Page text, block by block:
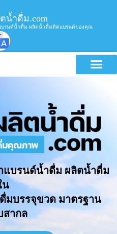
น้ำดื่ม.com
บรนด์น้ำดื่ม ผลิตน้ำดื่มติดแบรนด์ของคุณ
แบรนด์น้ำดื่ม ผลิตน้ำดื่ม
น
บรรจุขวด มาตรฐาน
สากล